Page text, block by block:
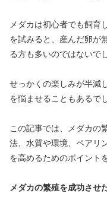
メダカは初心者でも飼育
を試みると、産んだ卵が
る方も多いのではないで
せっかくの楽しみが半減
を悩ませることもあるで
この記事では、メダカの
法、水質や環境、ペアリ
を高めるためのポイント
メダカの繁殖を成功させ